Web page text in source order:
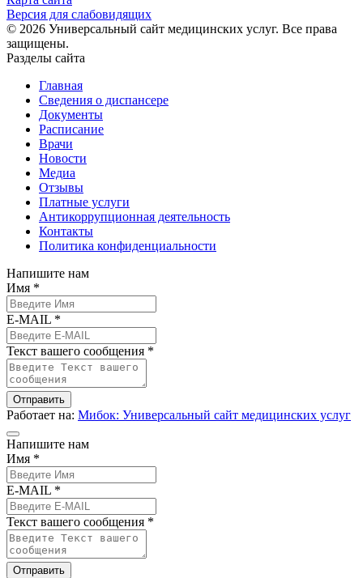
Версия для слабовидящих
© 2026 Универсальный сайт медицинских услуг. Все права
защищены.
Разделы сайта
Главная
Сведения о диспансере
Документы
Расписание
Врачи
Новости
Медиа
Отзывы
Платные услуги
Антикоррупционная деятельность
Контакты
Политика конфиденциальности
Напишите нам
Имя *
E-MAIL *
Текст вашего сообщения *
Отправить
Работает на: Мибок: Универсальный сайт медицинских услуг
Напишите нам
Имя *
E-MAIL *
Текст вашего сообщения *
Отправить